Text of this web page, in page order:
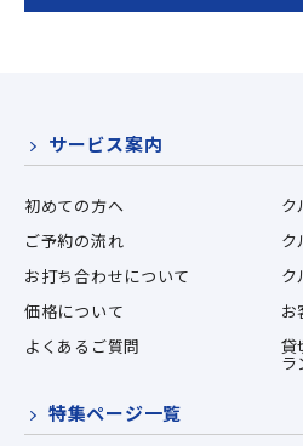
サービス案内
初めての方へ
ク
ご予約の流れ
ク
お打ち合わせについて
ク
価格について
お
よくあるご質問
貸
ラ
特集ページ一覧